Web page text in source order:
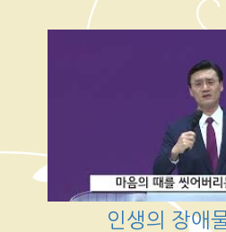
인생의 장애